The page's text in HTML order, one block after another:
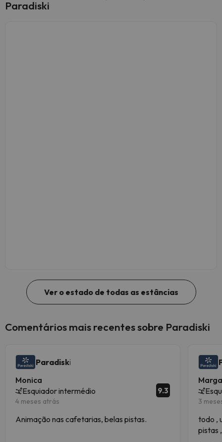
Paradiski
Ver o estado de todas as estâncias
Comentários mais recentes sobre Paradiski
Paradiski
Monica
Esquiador intermédio
4 meses atrás
9.3
Animação nas cafetarias, belas pistas.
3
todo ,
pistas